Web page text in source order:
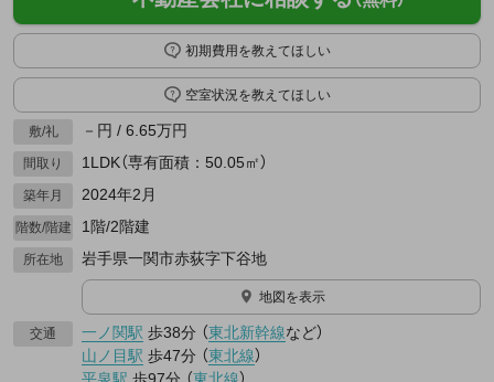
初期費用を教えてほしい
空室状況を教えてほしい
敷/礼 －円 / 6.65万円
間取り 1LDK（専有面積：50.05㎡）
築年月 2024年2月
階数/階建 1階/2階建
所在地 岩手県一関市赤荻字下谷地
地図を表示
交通 一ノ関駅 歩38分 （東北新幹線など）
山ノ目駅 歩47分 （東北線）
平泉駅 歩97分 （東北線）